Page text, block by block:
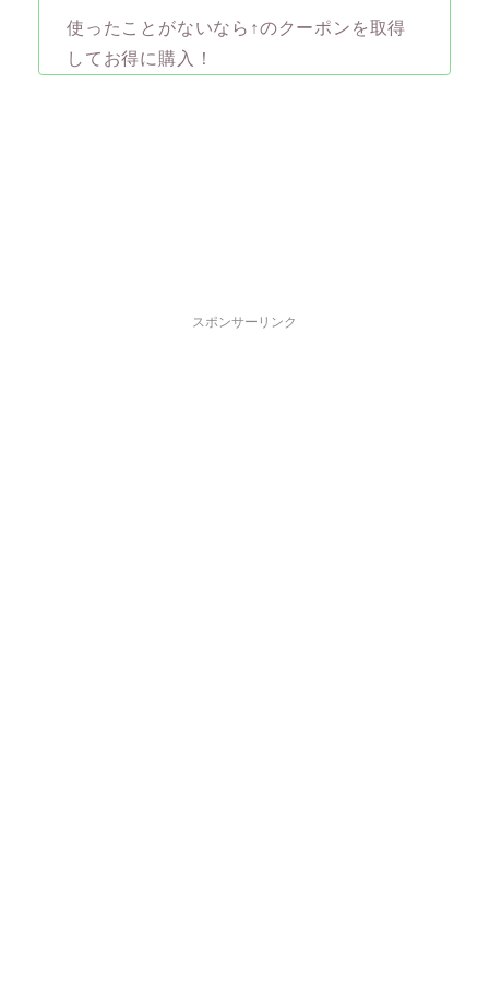
使ったことがないなら↑のクーポンを取得
してお得に購入！
スポンサーリンク